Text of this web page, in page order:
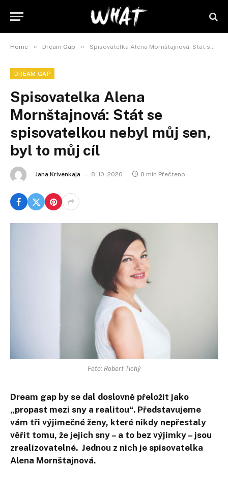
Home » Dream Gap » Spisovatelka Alena Mornštajnová: Stát se spisovatelkou nebyl můj sen, byl to můj cíl
DREAM GAP
Spisovatelka Alena
Mornštajnová: Stát se
spisovatelkou nebyl můj sen,
byl to můj cíl
Jana Krivenkaja 8. 10. 2020 8 min Přečteno
Foto: Robert Tichý
Dream gap by se dal doslovně přeložit jako
„propast mezi sny a realitou“. Představujeme
vám tři výjimečné ženy, které nikdy nepřestaly
věřit tomu, že jejich sny – a to bez výjimky – jsou
zrealizovatelné. Jednou z nich je spisovatelka
Alena Mornštajnová.